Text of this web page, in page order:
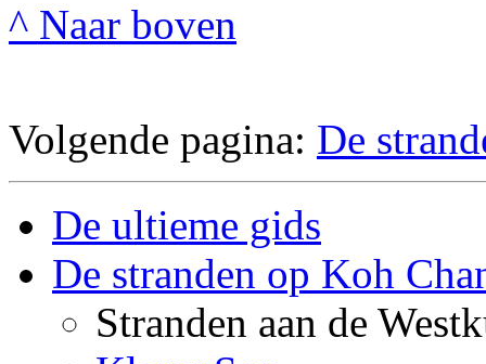
^ Naar boven
Volgende pagina: De
De ultieme gids
De stranden op Koh
Stranden aan de